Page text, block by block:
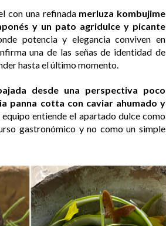
con una refinadamerluza kombujime
y un pato agridulce y picante
potencia y elegancia conviven en
una de las señas de identidad de
hasta el último momento.
desde una perspectiva poco
panna cotta con caviar ahumado y
entiende el apartado dulce como
gastronómico y no como un simple